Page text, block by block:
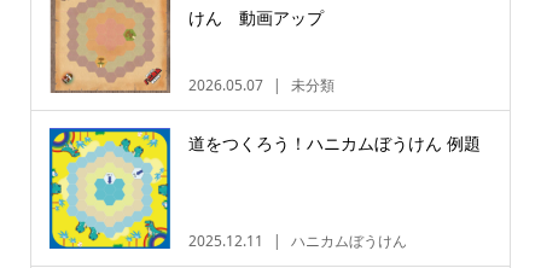
けん 動画アップ
2026.05.07 未分類
道をつくろう！ハニカムぼうけん 例題
2025.12.11 ハニカムぼうけん